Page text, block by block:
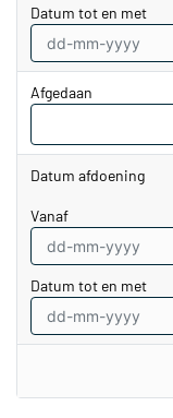
Datum tot en met
Afgedaan
Datum afdoening
vanaf
Datum tot en met